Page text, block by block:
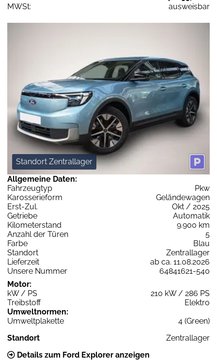
MWSt:
ausweisbar
Standort Zentrallager
Allgemeine Daten:
Fahrzeugtyp
Pkw
Karosserieform
Geländewagen
Erst-Zul.
Okt / 2025
Getriebe
Automatik
Kilometerstand
9.900 km
Anzahl der Türen
5
Farbe
Blau
Standort
Zentrallager
Lieferzeit
ab ca. 11.08.2026
Unsere Nummer
64841621-540
Motor:
kW / PS
210 kW / 286 PS
Treibstoff
Elektro
Umweltnormen:
Umweltplakette
4 (Green)
Standort
Zentrallager
Details zum Ford Explorer anzeigen